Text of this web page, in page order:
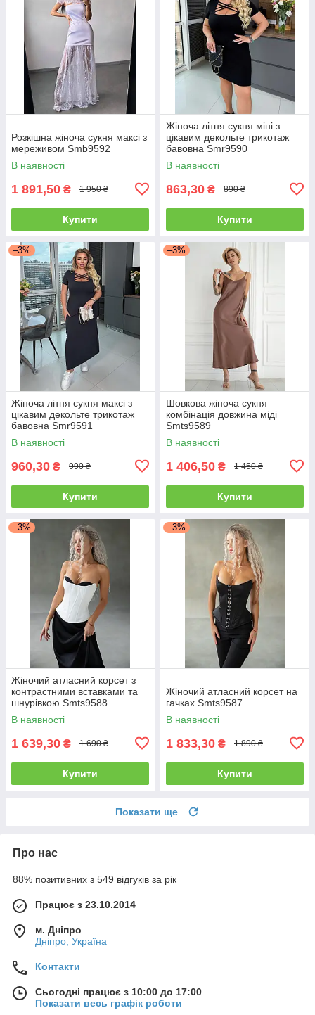
Розкішна жіноча сукня максі з
мереживом Smb9592
В наявності
1 891,50 ₴ 1 950 ₴
Купити
Жіноча літня сукня міні з
цікавим декольте трикотаж
бавовна Smr9590
В наявності
863,30 ₴ 890 ₴
Купити
–3%
Жіноча літня сукня максі з
цікавим декольте трикотаж
бавовна Smr9591
В наявності
960,30 ₴ 990 ₴
Купити
–3%
Шовкова жіноча сукня
комбінація довжина міді
Smts9589
В наявності
1 406,50 ₴ 1 450 ₴
Купити
–3%
Жіночий атласний корсет з
контрастними вставками та
шнурівкою Smts9588
В наявності
1 639,30 ₴ 1 690 ₴
Купити
–3%
Жіночий атласний корсет на
гачках Smts9587
В наявності
1 833,30 ₴ 1 890 ₴
Купити
Показати ще
Про нас
88% позитивних з 549 відгуків за рік
Працює з 23.10.2014
м. Дніпро
Дніпро, Україна
Контакти
Сьогодні працює з 10:00 до 17:00
Показати весь графік роботи